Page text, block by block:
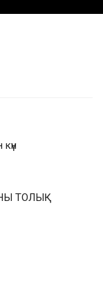
ТОЛЫҚ